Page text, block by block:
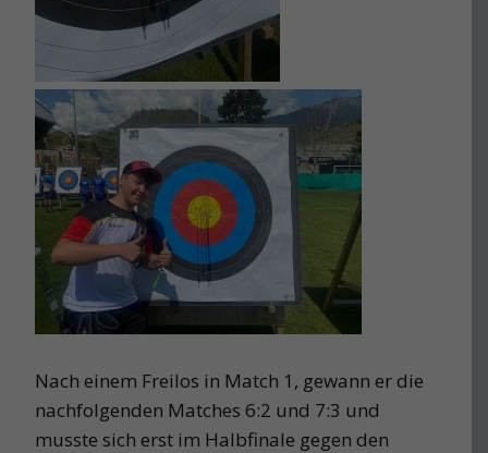
Nach einem Freilos in Match 1, gewann er die
nachfolgenden Matches 6:2 und 7:3 und
musste sich erst im Halbfinale gegen den